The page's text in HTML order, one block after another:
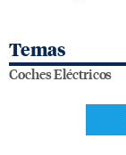
Temas
Coches Eléctricos